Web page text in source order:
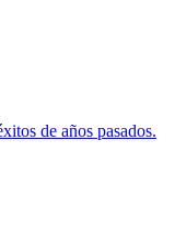
de años pasados.